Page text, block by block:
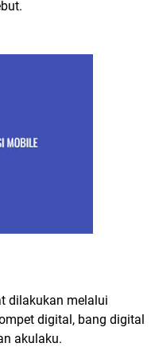
dilakukan melalui
digital, bang digital
akulaku.